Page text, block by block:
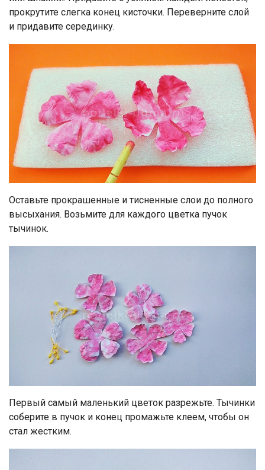
прокрутите слегка конец кисточки. Переверните слой
и придавите серединку.
Оставьте прокрашенные и тисненные слои до полного
высыхания. Возьмите для каждого цветка пучок
тычинок.
Первый самый маленький цветок разрежьте. Тычинки
соберите в пучок и конец промажьте клеем, чтобы он
стал жестким.